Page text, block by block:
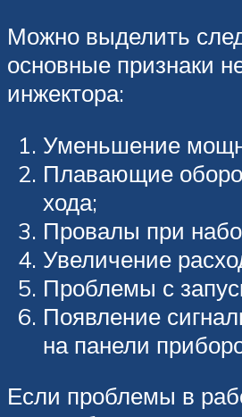
Можно выделить
основные признаки
инжектора:
Уменьшение
Плавающие
хода;
Провалы при
Увеличение
Проблемы с
Появление
на панели
Если проблемы в